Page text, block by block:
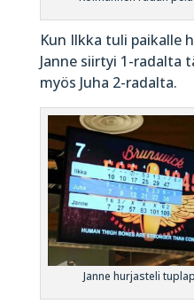
Kun Ilkka tuli paikalle
Janne siirtyi 1-radalta
myös Juha 2-radalta.
Janne hurjasteli